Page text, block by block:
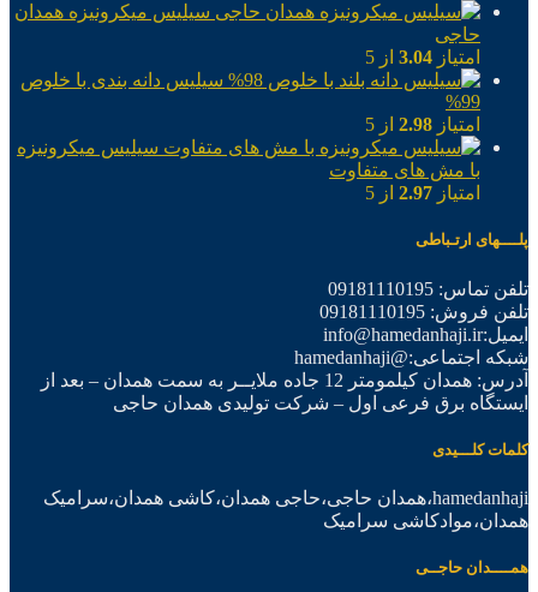
سیلیس میکرونیزه همدان
حاجی
امتیاز 3.04 از 5
سیلیس دانه بندی با خلوص
99%
امتیاز 2.98 از 5
سیلیس میکرونیزه
با مش های متفاوت
امتیاز 2.97 از 5
پلــــهای ارتـباطی
تلفن تماس: 09181110195
تلفن فروش: 09181110195
ایمیل:info@hamedanhaji.ir
شبکه اجتماعی:@hamedanhaji
آدرس: همدان کیلمومتر 12 جاده ملایــر به سمت همدان – بعد از
ایستگاه برق فرعی اول – شرکت تولیدی همدان حاجی
کلمات کلـــیدی
hamedanhaji،همدان حاجی،حاجی همدان،کاشی همدان،سرامیک
همدان،موادکاشی سرامیک
همــــدان حاجــی